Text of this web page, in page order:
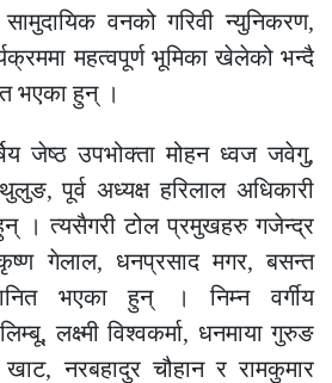
वनको गरिवी न्युनिकरण,
महत्वपूर्ण भूमिका खेलेको भन्दै
भएका हुन् ।
जेष्ठ उपभोक्ता मोहन ध्वज जवेगु,
थुलुङ, पूर्व अध्यक्ष हरिलाल अधिकारी
। त्यसैगरी टोल प्रमुखहरु गजेन्द्र
कृष्ण गेलाल, धनप्रसाद मगर, बसन्त
भएका हुन् । निम्न वर्गीय
लक्ष्मी विश्वकर्मा, धनमाया गुरुङ
नरबहादुर चौहान र रामकुमार